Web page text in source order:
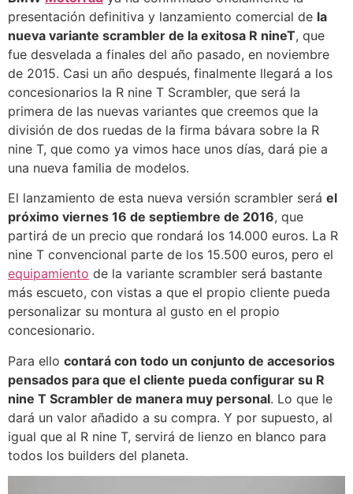
presentación definitiva y lanzamiento comercial de la
nueva variante scrambler de la exitosa R nineT, que
fue desvelada a finales del año pasado, en noviembre
de 2015. Casi un año después, finalmente llegará a los
concesionarios la R nine T Scrambler, que será la
primera de las nuevas variantes que creemos que la
división de dos ruedas de la firma bávara sobre la R
nine T, que como ya vimos hace unos días, dará pie a
una nueva familia de modelos.
El lanzamiento de esta nueva versión scrambler será el
próximo viernes 16 de septiembre de 2016, que
partirá de un precio que rondará los 14.000 euros. La R
nine T convencional parte de los 15.500 euros, pero el
equipamiento de la variante scrambler será bastante
más escueto, con vistas a que el propio cliente pueda
personalizar su montura al gusto en el propio
concesionario.
Para ello contará con todo un conjunto de accesorios
pensados para que el cliente pueda configurar su R
nine T Scrambler de manera muy personal. Lo que le
dará un valor añadido a su compra. Y por supuesto, al
igual que al R nine T, servirá de lienzo en blanco para
todos los builders del planeta.